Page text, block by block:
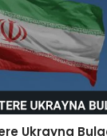
Ukrayna